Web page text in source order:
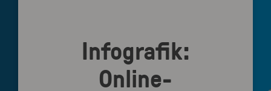
Infografik:
Online-